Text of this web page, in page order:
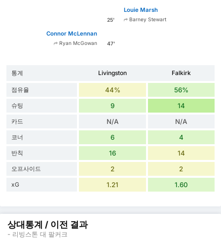
25'
Louie Marsh
Barney Stewart
Connor McLennan
Ryan McGowan 47'
통계 Livingston Falkirk
점유율 44% 56%
슈팅 9 14
카드 N/A N/A
코너 6 4
반칙 16 14
오프사이드 2 2
xG 1.21 1.60
상대통계 / 이전 결과
- 리빙스톤 대 팔커크